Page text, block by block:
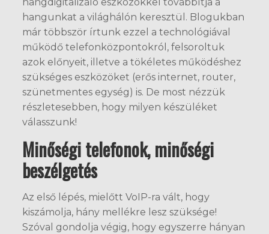
hangunkat a világhálón keresztül. Blogukban
már többször írtunk ezzel a technológiával
működő telefonközpontokról, felsoroltuk
azok előnyeit, illetve a tökéletes működéshez
szükséges eszközöket (erős internet, router,
szünetmentes egység) is. De most nézzük
részletesebben, hogy milyen készüléket
válasszunk!
Minőségi telefonok, minőségi
beszélgetés
Az első lépés, mielőtt VoIP-ra vált, hogy
kiszámolja, hány mellékre lesz szüksége!
Szóval gondolja végig, hogy egyszerre hányan